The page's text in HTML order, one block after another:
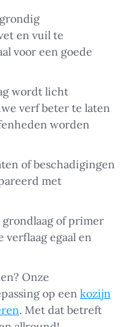
en vuil te
voor een goede
wordt licht
verf beter te laten
worden
of beschadigingen
met
grondlaag of primer
verflaag egaal en
Onze
op een kozijn
. Met dat betreft